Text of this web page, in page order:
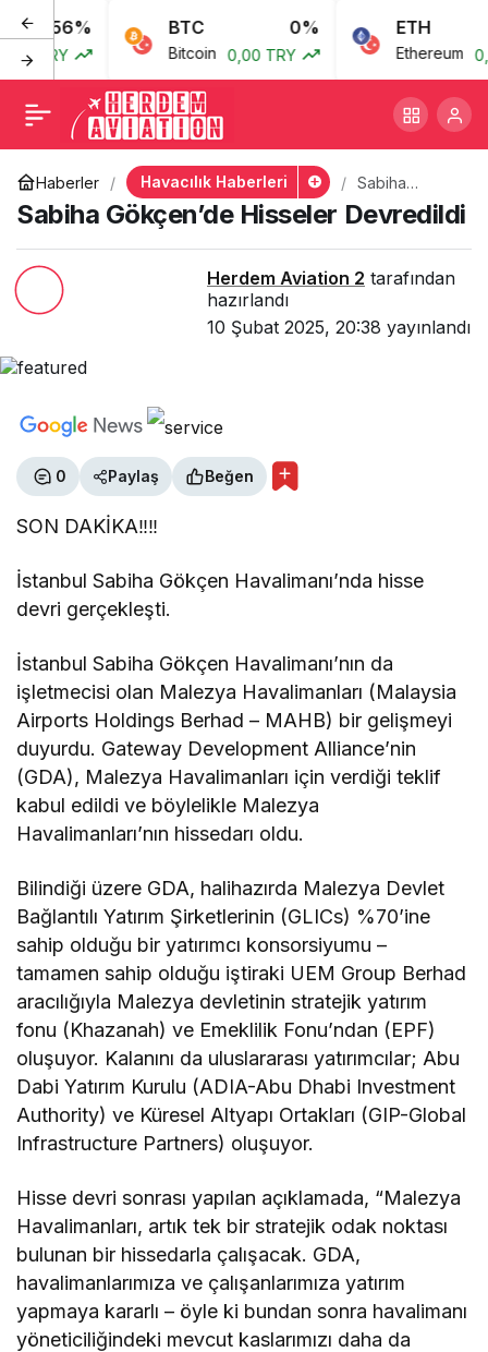
2.56% BTC
Bitcoin 0,00 TRY
ETH
Ethereum 0,00
Haberler Havacılık Haberleri
Sabiha
Gökçen’de
Hisseler
Sabiha Gökçen’de Hisseler Devredildi
Herdem Aviation 2 tarafından
hazırlandı
10 Şubat 2025, 20:38 yayınlandı
0 Paylaş Beğen
SON DAKİKA‼️‼️
İstanbul Sabiha Gökçen Havalimanı’nda hisse
devri gerçekleşti.
İstanbul Sabiha Gökçen Havalimanı’nın da
işletmecisi olan Malezya Havalimanları (Malaysia
Airports Holdings Berhad – MAHB) bir gelişmeyi
duyurdu. Gateway Development Alliance’nin
(GDA), Malezya Havalimanları için verdiği teklif
kabul edildi ve böylelikle Malezya
Havalimanları’nın hissedarı oldu.
Bilindiği üzere GDA, halihazırda Malezya Devlet
Bağlantılı Yatırım Şirketlerinin (GLICs) %70’ine
sahip olduğu bir yatırımcı konsorsiyumu –
tamamen sahip olduğu iştiraki UEM Group Berhad
aracılığıyla Malezya devletinin stratejik yatırım
fonu (Khazanah) ve Emeklilik Fonu’ndan (EPF)
oluşuyor. Kalanını da uluslararası yatırımcılar; Abu
Dabi Yatırım Kurulu (ADIA-Abu Dhabi Investment
Authority) ve Küresel Altyapı Ortakları (GIP-Global
Infrastructure Partners) oluşuyor.
Hisse devri sonrası yapılan açıklamada, “Malezya
Havalimanları, artık tek bir stratejik odak noktası
bulunan bir hissedarla çalışacak. GDA,
havalimanlarımıza ve çalışanlarımıza yatırım
yapmaya kararlı – öyle ki bundan sonra havalimanı
yöneticiliğindeki mevcut kaslarımızı daha da
Sabiha Gökçen’de
Hisseler Devredildi
- 0